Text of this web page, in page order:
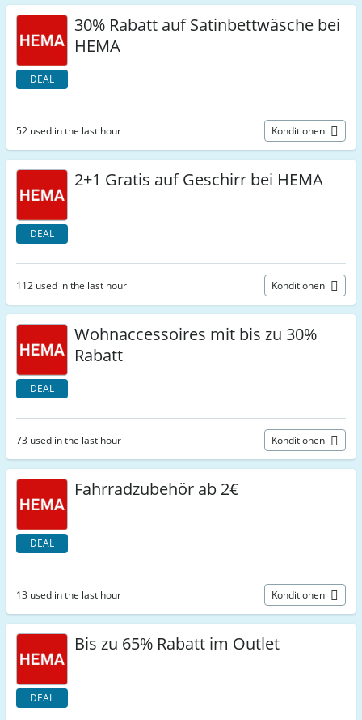
DEAL
30% Rabatt auf Satinbettwäsche bei
HEMA
52 used in the last hour Konditionen
DEAL
2+1 Gratis auf Geschirr bei HEMA
112 used in the last hour Konditionen
DEAL
Wohnaccessoires mit bis zu 30%
Rabatt
73 used in the last hour Konditionen
DEAL
Fahrradzubehör ab 2€
13 used in the last hour Konditionen
DEAL
Bis zu 65% Rabatt im Outlet